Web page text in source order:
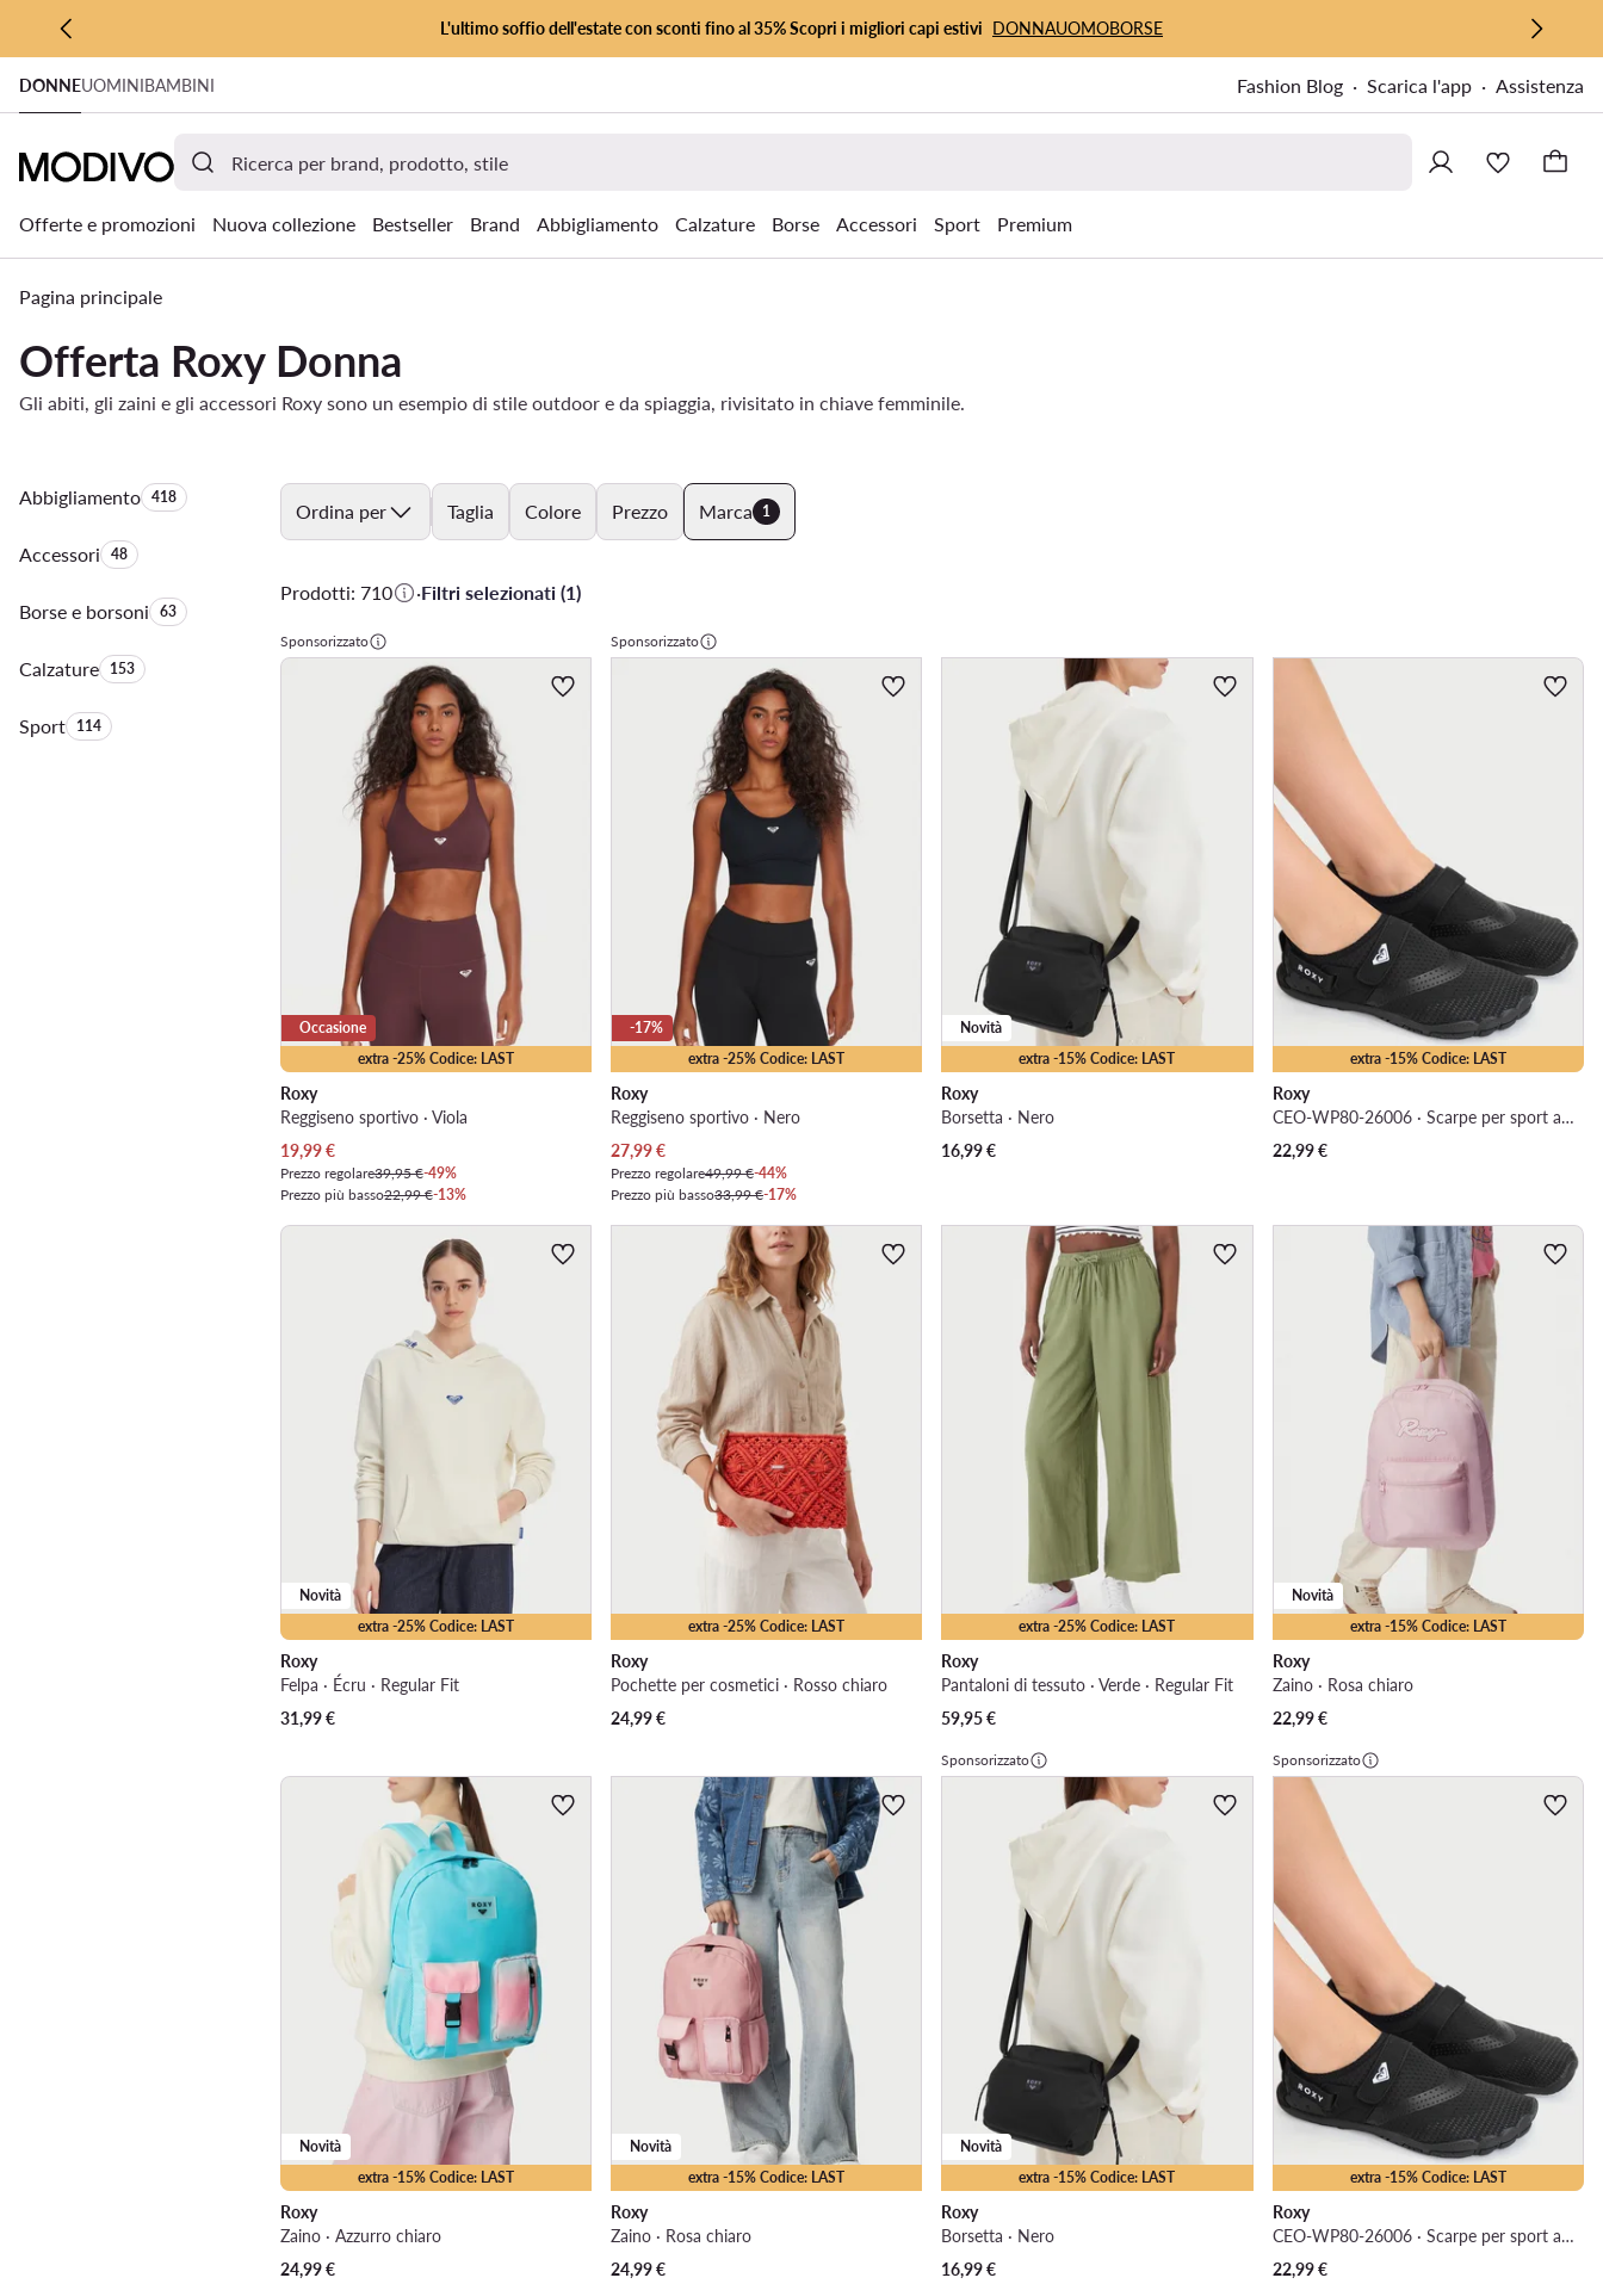
VAI AL CONTENUTO PRINCIPALE
VAI ALLA RICERCA
L'ultimo soffio dell'estate con sconti fino al 35% Scopri i migliori capi estivi DONNAUOMOBORSE
DONNEUOMINIBAMBINI Fashion Blog Scarica l'app Assistenza
Offerte e promozioni Nuova collezione Bestseller Brand Abbigliamento Calzature Borse Accessori Sport Premium
Pagina principale
Offerta Roxy Donna
Gli abiti, gli zaini e gli accessori Roxy sono un esempio di stile outdoor e da spiaggia, rivisitato in chiave femminile.
AbbigliamentoQuantità di prodotti:
418
AccessoriQuantità di prodotti:
48
Borse e borsoniQuantità di prodotti:
63
CalzatureQuantità di prodotti:
153
SportQuantità di prodotti:
114
Ordina per Taglia Colore Prezzo Marca 1
Prodotti: 710 ·Filtri selezionati (1)
Sponsorizzato
extra -25% Codice: LAST
Occasione
Roxy
Reggiseno sportivo · Viola
Prezzo attuale
19,99€
Prezzo regolare39,95 €-49%
Prezzo più basso22,99 €-13%
Sponsorizzato
extra -25% Codice: LAST
-17%
Roxy
Reggiseno sportivo · Nero
Prezzo attuale
27,99€
Prezzo regolare49,99 €-44%
Prezzo più basso33,99 €-17%
extra -15% Codice: LAST
Novità
Roxy
Borsetta · Nero
16,99€
extra -15% Codice: LAST
Roxy
CEO-WP80-26006 · Scarpe per sport acquatici
22,99€
extra -25% Codice: LAST
Novità
Roxy
Felpa · Écru · Regular Fit
31,99€
extra -25% Codice: LAST
Roxy
Pochette per cosmetici · Rosso chiaro
24,99€
extra -25% Codice: LAST
Roxy
Pantaloni di tessuto · Verde · Regular Fit
59,95€
extra -15% Codice: LAST
Novità
Roxy
Zaino · Rosa chiaro
22,99€
extra -15% Codice: LAST
Novità
Roxy
Zaino · Azzurro chiaro
24,99€
extra -15% Codice: LAST
Novità
Roxy
Zaino · Rosa chiaro
24,99€
Sponsorizzato
extra -15% Codice: LAST
Novità
Roxy
Borsetta · Nero
16,99€
Sponsorizzato
extra -15% Codice: LAST
Roxy
CEO-WP80-26006 · Scarpe per sport acquatici
22,99€